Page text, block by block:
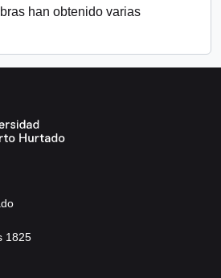
han obtenido varias
1825